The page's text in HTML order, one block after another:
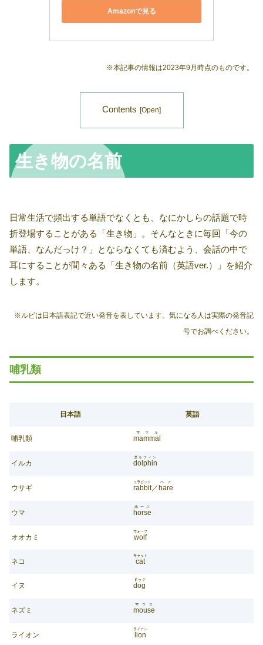
Amazonで見る
※本記事の情報は2023年9月時点のものです。
Contents
生き物の名前
日常生活で頻出する単語でなくとも、なにかしらの話題で時
折登場することがある「生き物」。そんなときに毎回「今の
単語、なんだっけ？」とならなくても済むよう、会話の中で
耳にすることが間々ある「生き物の名前（英語ver.）」を紹介
します。
※ルビは日本語表記で近い発音を表しています。気になる人は実際の発音記
号でお調べください。
哺乳類
日本語 英語
哺乳類 mammal
マ マル
イルカ dolphin
ダ ルフィン
ウサギ rabbit
ゥラビット
／hare
ヘ ァ
ウマ horse
ホース
オオカミ wolf
ウォーフ
ネコ cat
キャッ ト
イヌ dog
ドッ グ
ネズミ mouse
マウス
ライオン lion
ライアン